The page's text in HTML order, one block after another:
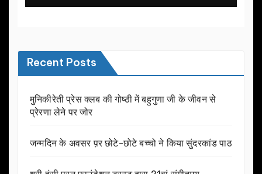
Recent Posts
मुनिकीरेती प्रेस क्लब की गोष्ठी में बहुगुणा जी के जीवन से
प्रेरणा लेने पर जोर
जन्मदिन के अवसर प़र छोटे-छोटे बच्चो ने किया सुंदरकांड पाठ